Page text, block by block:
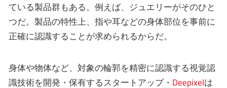
ている製品群もある。例えば、ジュエリーがそのひと
つだ。製品の特性上、指や耳などの身体部位を事前に
正確に認識することが求められるからだ。
身体や物体など、対象の輪郭を精密に認識する視覚認
識技術を開発・保有するスタートアップ・ Deepixelは